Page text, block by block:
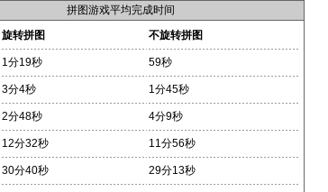
拼图游戏平均完成时间
旋转拼图
不旋转拼图
1分19秒 59秒
3分4秒 1分45秒
2分48秒 4分9秒
12分32秒 11分56秒
30分40秒 29分13秒